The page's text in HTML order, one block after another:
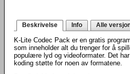
Beskrivelse Info Alle
K-Lite Codec Pack er en gratis
som inneholder alt du trenger for å
populære lyd og videoformater. Det
koding støtte for noen av formatene.